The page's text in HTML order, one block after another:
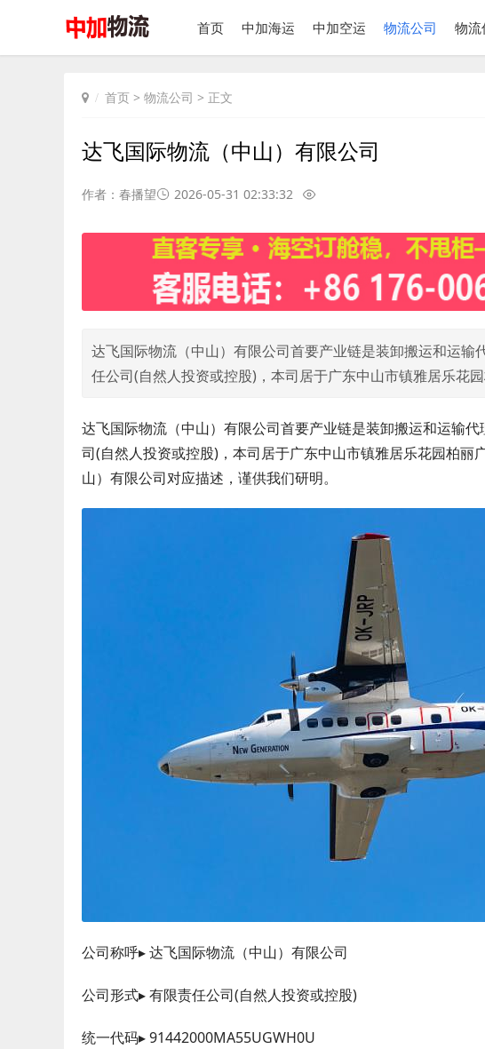
首页 中加海运 中加空运 物流公司 物流
首页 > 物流公司 > 正文
达飞国际物流（中山）有限公司
作者：春播望 2026-05-31 02:33:32
达飞国际物流（中山）有限公司首要产业链是装卸搬运和运
任公司(自然人投资或控股)，本司居于广东中山市镇雅居乐花
达飞国际物流（中山）有限公司首要产业链是装卸搬运和运输
司(自然人投资或控股)，本司居于广东中山市镇雅居乐花园柏丽
山）有限公司对应描述，谨供我们研明。
公司称呼▸ 达飞国际物流（中山）有限公司
公司形式▸ 有限责任公司(自然人投资或控股)
统一代码▸ 91442000MA55UGWH0U